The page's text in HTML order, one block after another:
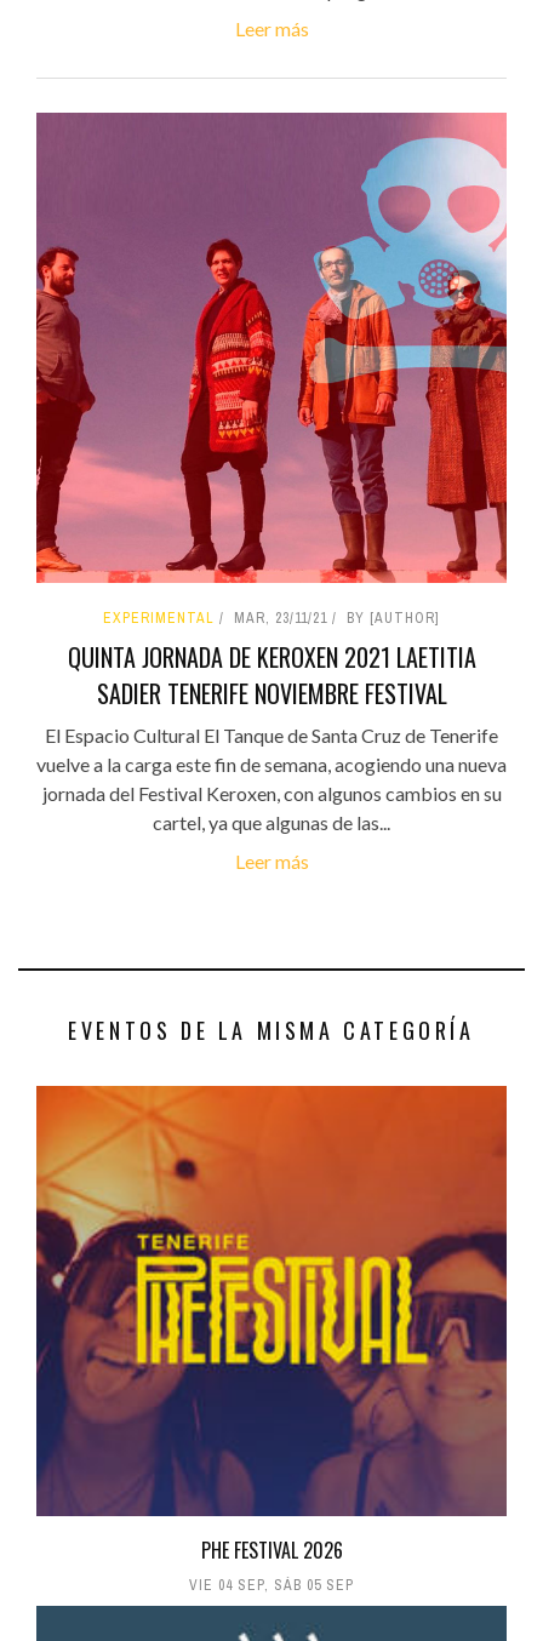
Leer más
EXPERIMENTAL MAR, 23/11/21 BY [AUTHOR]
QUINTA JORNADA DE KEROXEN 2021 LAETITIA
SADIER TENERIFE NOVIEMBRE FESTIVAL
El Espacio Cultural El Tanque de Santa Cruz de Tenerife
vuelve a la carga este fin de semana, acogiendo una nueva
jornada del Festival Keroxen, con algunos cambios en su
cartel, ya que algunas de las...
Leer más
EVENTOS DE LA MISMA CATEGORÍA
PHE FESTIVAL 2026
VIE 04 SEP, SÁB 05 SEP